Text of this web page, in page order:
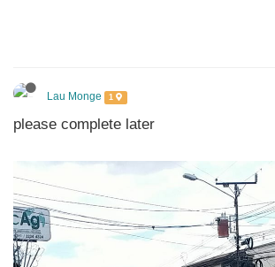
Lau Monge 1
please complete later